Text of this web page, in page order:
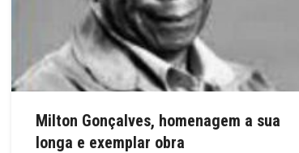
Milton Gonçalves, homenagem a sua
longa e exemplar obra